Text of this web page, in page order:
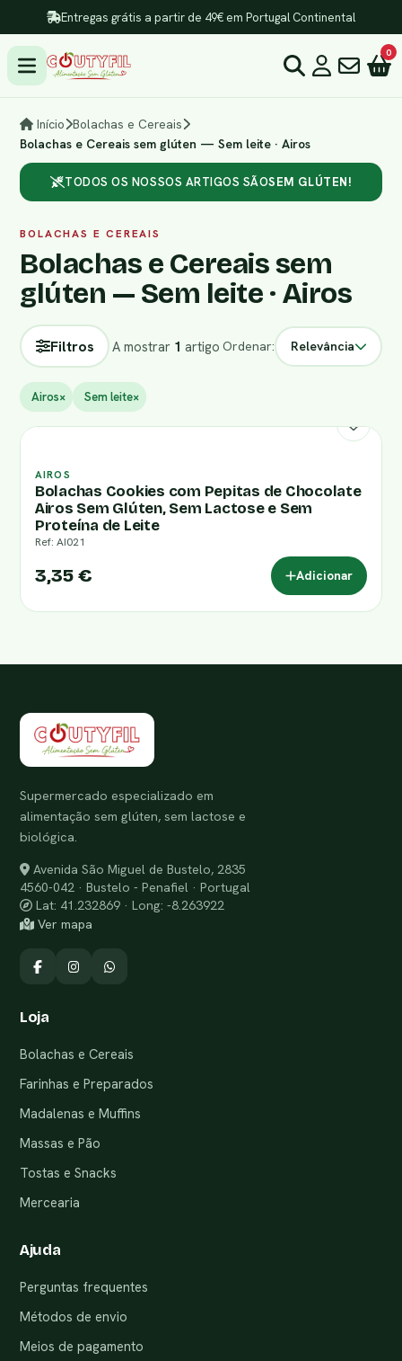
Entregas grátis a partir de 49€ em Portugal Continental
0
Início Bolachas e Cereais
Bolachas e Cereais sem glúten — Sem leite · Airos
TODOS OS NOSSOS ARTIGOS SÃOSEM GLÚTEN!
BOLACHAS E CEREAIS
Bolachas e Cereais sem
glúten — Sem leite · Airos
Filtros A mostrar 1 artigo Ordenar: Relevância
Airos× Sem leite×
AIROS
Bolachas Cookies com Pepitas de Chocolate
Airos Sem Glúten, Sem Lactose e Sem
Proteína de Leite
Ref: AI021
3,35 € Adicionar
Supermercado especializado em
alimentação sem glúten, sem lactose e
biológica.
Avenida São Miguel de Bustelo, 2835
4560-042 · Bustelo - Penafiel · Portugal
Lat: 41.232869 · Long: -8.263922
Ver mapa
Loja
Bolachas e Cereais
Farinhas e Preparados
Madalenas e Muffins
Massas e Pão
Tostas e Snacks
Mercearia
Ajuda
Perguntas frequentes
Métodos de envio
Meios de pagamento